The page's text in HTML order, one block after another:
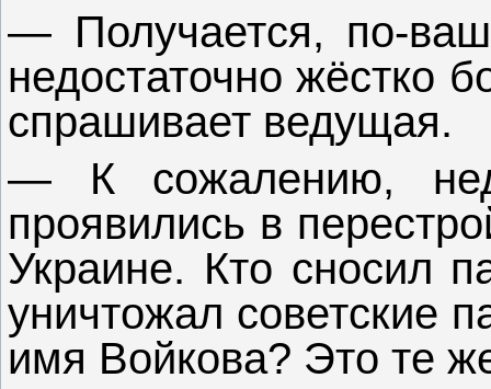
— Получается, по-
недостаточно жёстко
спрашивает ведущая.
— К сожалению,
проявились в
Украине. Кто сносил
уничтожал советские
имя Войкова? Это те